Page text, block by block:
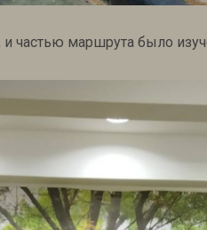
частью маршрута было